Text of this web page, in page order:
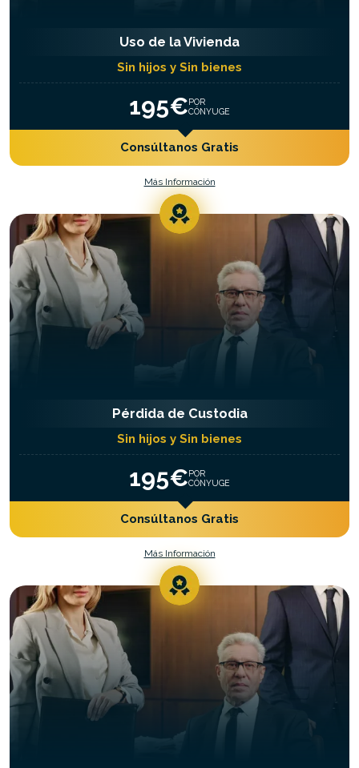
Uso de la Vivienda
Sin hijos y Sin bienes
195€POR
CÓNYUGE
Consúltanos Gratis
Más Información
Pérdida de Custodia
Sin hijos y Sin bienes
195€POR
CÓNYUGE
Consúltanos Gratis
Más Información